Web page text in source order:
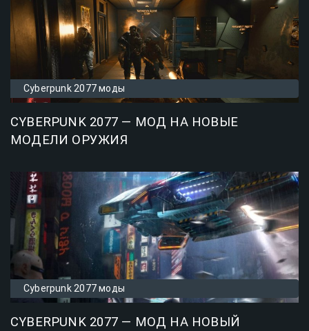
Cyberpunk 2077 моды
CYBERPUNK 2077 — МОД НА НОВЫЕ
МОДЕЛИ ОРУЖИЯ
Cyberpunk 2077 моды
CYBERPUNK 2077 — МОД НА НОВЫЙ